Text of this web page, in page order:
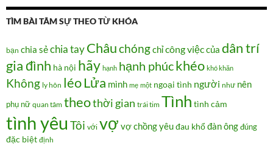
TÌM BÀI TÂM SỰ THEO TỪ KHÓA
bạn chia sẻchia tay Châuchóngchỉcông việccủa dân trí
gia đình hà nội hãy hạnh hạnh phúckhéo khó khăn
Không ly hôn léoLửa mình mẹ một ngoại tình người như nên
phụ nữ quan tâm theothời gian trái tim Tình tình cảm
tình yêu Tôi với vợ vợ chồngyêuđau khổđàn ôngđúng
đặc biệt định